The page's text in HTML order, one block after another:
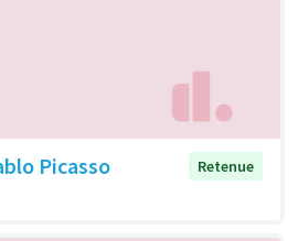
Picasso
Retenue